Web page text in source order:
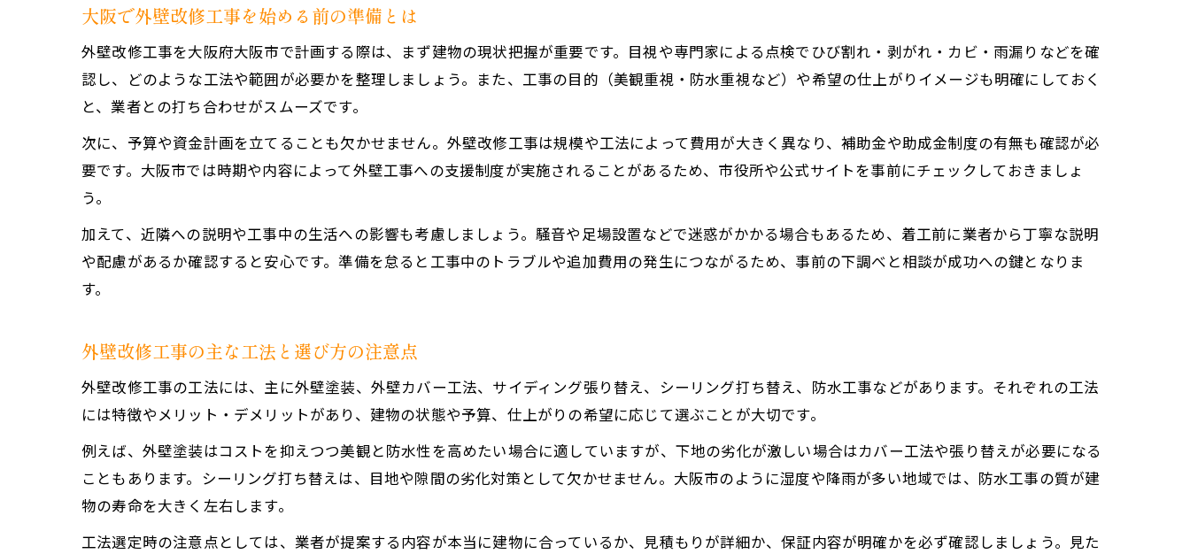
外壁改修工事費用を助成金で賢く抑えるコツ
悪質業者を避ける大阪の外壁改修対策
大阪で多い外壁改修工事トラブルの実例と対策
信頼できる外壁改修工事業者の選び方ガイド
悪質業者リストや口コミで外壁改修工事を比較
見積り比較から始める安心の外壁改修工事
適正価格で外壁改修工事を依頼するポイント
外壁改修工事見積りで失敗しない注意点
大阪で外壁改修工事を始める前の準備とは
外壁改修工事を大阪府大阪市で計画する際は、まず建物の現状把握が重要です。目視や専門家による点検でひび割れ・剥がれ・カビ・雨漏りなどを確
認し、どのような工法や範囲が必要かを整理しましょう。また、工事の目的（美観重視・防水重視など）や希望の仕上がりイメージも明確にしておく
と、業者との打ち合わせがスムーズです。
次に、予算や資金計画を立てることも欠かせません。外壁改修工事は規模や工法によって費用が大きく異なり、補助金や助成金制度の有無も確認が必
要です。大阪市では時期や内容によって外壁工事への支援制度が実施されることがあるため、市役所や公式サイトを事前にチェックしておきましょ
う。
加えて、近隣への説明や工事中の生活への影響も考慮しましょう。騒音や足場設置などで迷惑がかかる場合もあるため、着工前に業者から丁寧な説明
や配慮があるか確認すると安心です。準備を怠ると工事中のトラブルや追加費用の発生につながるため、事前の下調べと相談が成功への鍵となりま
す。
外壁改修工事の主な工法と選び方の注意点
外壁改修工事の工法には、主に外壁塗装、外壁カバー工法、サイディング張り替え、シーリング打ち替え、防水工事などがあります。それぞれの工法
には特徴やメリット・デメリットがあり、建物の状態や予算、仕上がりの希望に応じて選ぶことが大切です。
例えば、外壁塗装はコストを抑えつつ美観と防水性を高めたい場合に適していますが、下地の劣化が激しい場合はカバー工法や張り替えが必要になる
こともあります。シーリング打ち替えは、目地や隙間の劣化対策として欠かせません。大阪市のように湿度や降雨が多い地域では、防水工事の質が建
物の寿命を大きく左右します。
工法選定時の注意点としては、業者が提案する内容が本当に建物に合っているか、見積もりが詳細か、保証内容が明確かを必ず確認しましょう。見た